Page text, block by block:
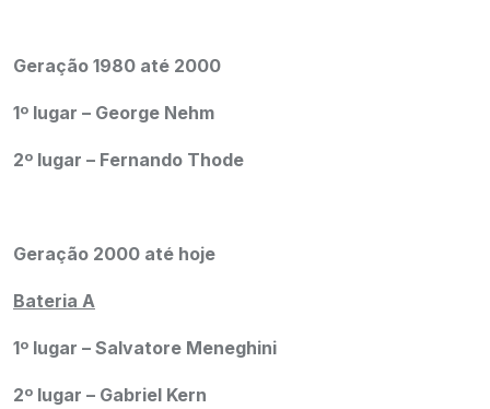
Geração 1980 até 2000
1º lugar – George Nehm
2º lugar – Fernando Thode
Geração 2000 até hoje
Bateria A
1º lugar – Salvatore Meneghini
2º lugar – Gabriel Kern